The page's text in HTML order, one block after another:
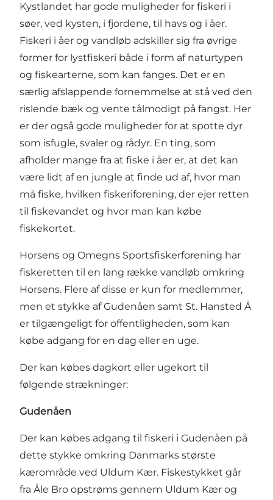
Kystlandet har gode muligheder for fiskeri i
søer, ved kysten, i fjordene, til havs og i åer.
Fiskeri i åer og vandløb adskiller sig fra øvrige
former for lystfiskeri både i form af naturtypen
og fiskearterne, som kan fanges. Det er en
særlig afslappende fornemmelse at stå ved den
rislende bæk og vente tålmodigt på fangst. Her
er der også gode muligheder for at spotte dyr
som isfugle, svaler og rådyr. En ting, som
afholder mange fra at fiske i åer er, at det kan
være lidt af en jungle at finde ud af, hvor man
må fiske, hvilken fiskeriforening, der ejer retten
til fiskevandet og hvor man kan købe
fiskekortet.
Horsens og Omegns Sportsfiskerforening har
fiskeretten til en lang række vandløb omkring
Horsens. Flere af disse er kun for medlemmer,
men et stykke af Gudenåen samt St. Hansted Å
er tilgængeligt for offentligheden, som kan
købe adgang for en dag eller en uge.
Der kan købes dagkort eller ugekort til
følgende strækninger:
Gudenåen
Der kan købes adgang til fiskeri i Gudenåen på
dette stykke omkring Danmarks største
kærområde ved Uldum Kær. Fiskestykket går
fra Åle Bro opstrøms gennem Uldum Kær og